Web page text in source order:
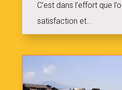
C’est dans l’effort que
satisfaction et...